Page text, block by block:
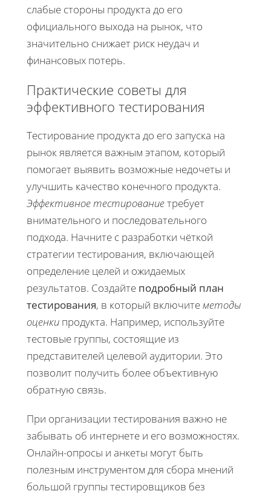
слабые стороны продукта до его
официального выхода на рынок, что
значительно снижает риск неудач и
финансовых потерь.
Практические советы для
эффективного тестирования
Тестирование продукта до его запуска на
рынок является важным этапом, который
помогает выявить возможные недочеты и
улучшить качество конечного продукта.
Эффективное тестированиетребует
внимательного и последовательного
подхода. Начните с разработки чёткой
стратегии тестирования, включающей
определение целей и ожидаемых
результатов. Создайте подробный план
тестирования, в который включитеметоды
оценки продукта. Например, используйте
тестовые группы, состоящие из
представителей целевой аудитории. Это
позволит получить более объективную
обратную связь.
При организации тестирования важно не
забывать об интернете и его возможностях.
Онлайн-опросы и анкеты могут быть
полезным инструментом для сбора мнений
большой группы тестировщиков без